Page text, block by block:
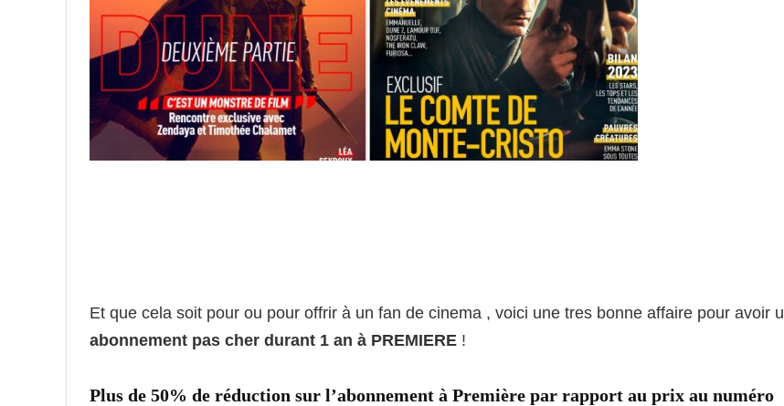
Et que cela soit pour ou pour offrir à un fan de cinema , voici une tres bonne affaire pour avoir u
abonnement pas cher durant 1 an à PREMIERE !
Plus de 50% de réduction sur l’abonnement à Première par rapport au prix au numéro